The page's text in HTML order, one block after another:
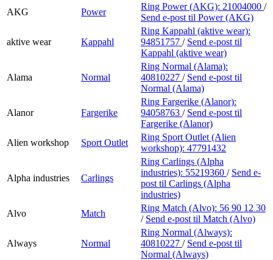
AKG
Power
Ring Power (AKG): 21004000 /
Send e-post til Power (AKG)
aktive wear Kappahl
Ring Kappahl (aktive wear):
94851757 / Send e-post til
Kappahl (aktive wear)
Alama Normal
Ring Normal (Alama):
40810227 / Send e-post til
Normal (Alama)
Alanor Fargerike
Ring Fargerike (Alanor):
94058763 / Send e-post til
Fargerike (Alanor)
Alien workshop
Sport Outlet
Ring Sport Outlet (Alien
workshop): 47791432
Alpha industries Carlings
Ring Carlings (Alpha
industries): 55219360 / Send e-
post til Carlings (Alpha
industries)
Alvo
Match
Ring Match (Alvo): 56 90 12 30
/ Send e-post til Match (Alvo)
Always Normal
Ring Normal (Always):
40810227 / Send e-post til
Normal (Always)